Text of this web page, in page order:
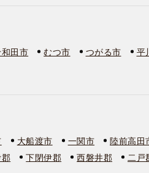
田市 むつ市 つがる市 平
大船渡市 一関市 陸前高田
下閉伊郡 西磐井郡 二戸